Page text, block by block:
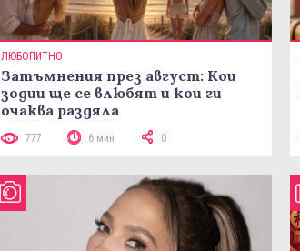
ЛЮБОПИТНО
Затъмнения през август: Кои
зодии ще се влюбят и кои ги
очаква раздяла
777 6 мин 0